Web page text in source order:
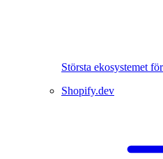
Största ekosystemet
Shopify.dev